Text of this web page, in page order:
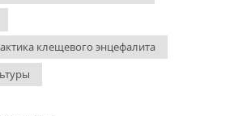
клещевого энцефалита